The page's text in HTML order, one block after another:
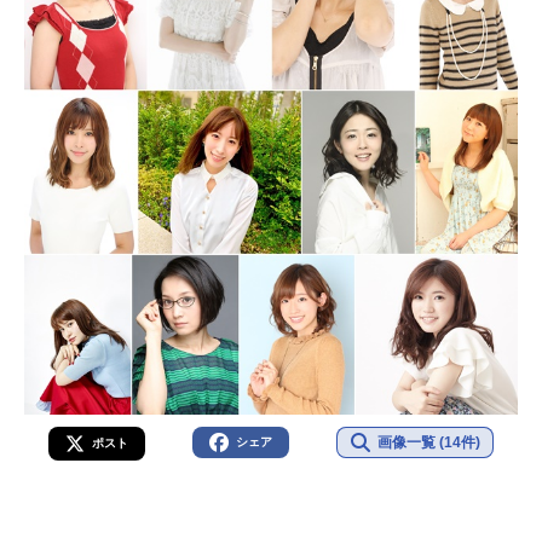
ポスト シェア 画像一覧 (14件)